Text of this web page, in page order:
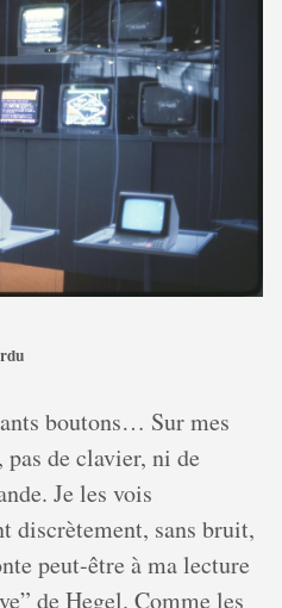
boutons… Sur mes
de clavier, ni de
Je les vois
discrètement, sans bruit,
peut-être à ma lecture
de Hegel. Comme les